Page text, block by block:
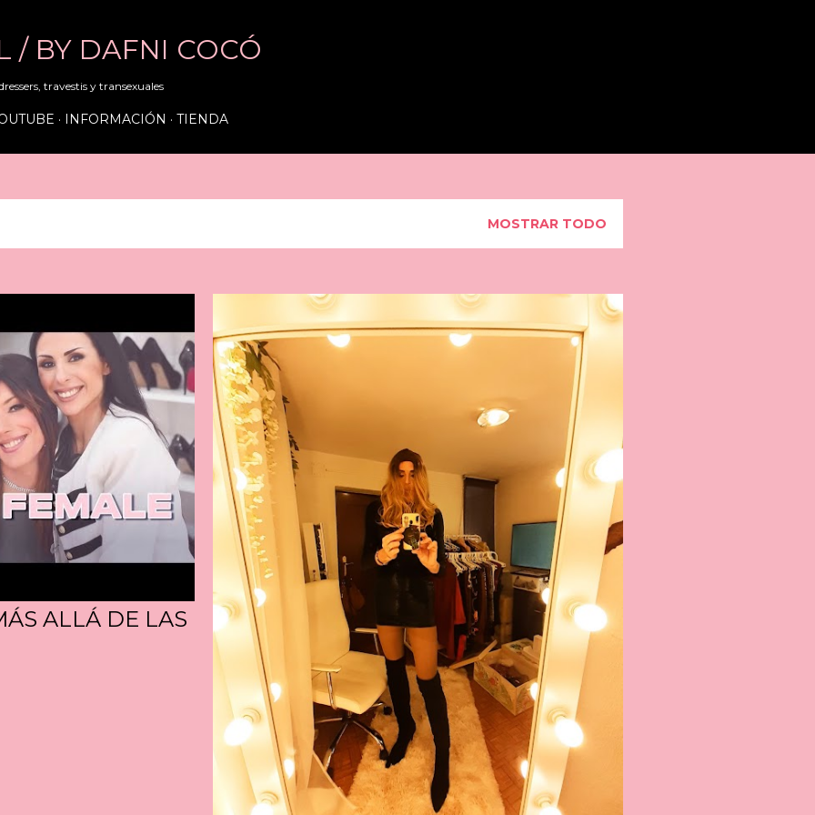
/ BY DAFNI COCÓ
travestis y transexuales
INFORMACIÓN TIENDA
MOSTRAR TODO
ALLÁ DE LAS